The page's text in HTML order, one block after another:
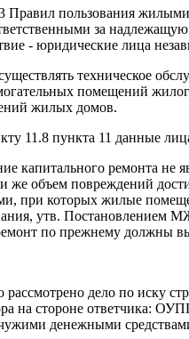
Правил пользования
за
- юридические лица
техническое
помещений
жилых домов.
11.8 пункта 11 данные
капитального ремонта не
же объем повреждений
при которых жилые
утв. Постановлением
по прежнему должны
дело по иску
на стороне ответчика:
денежными